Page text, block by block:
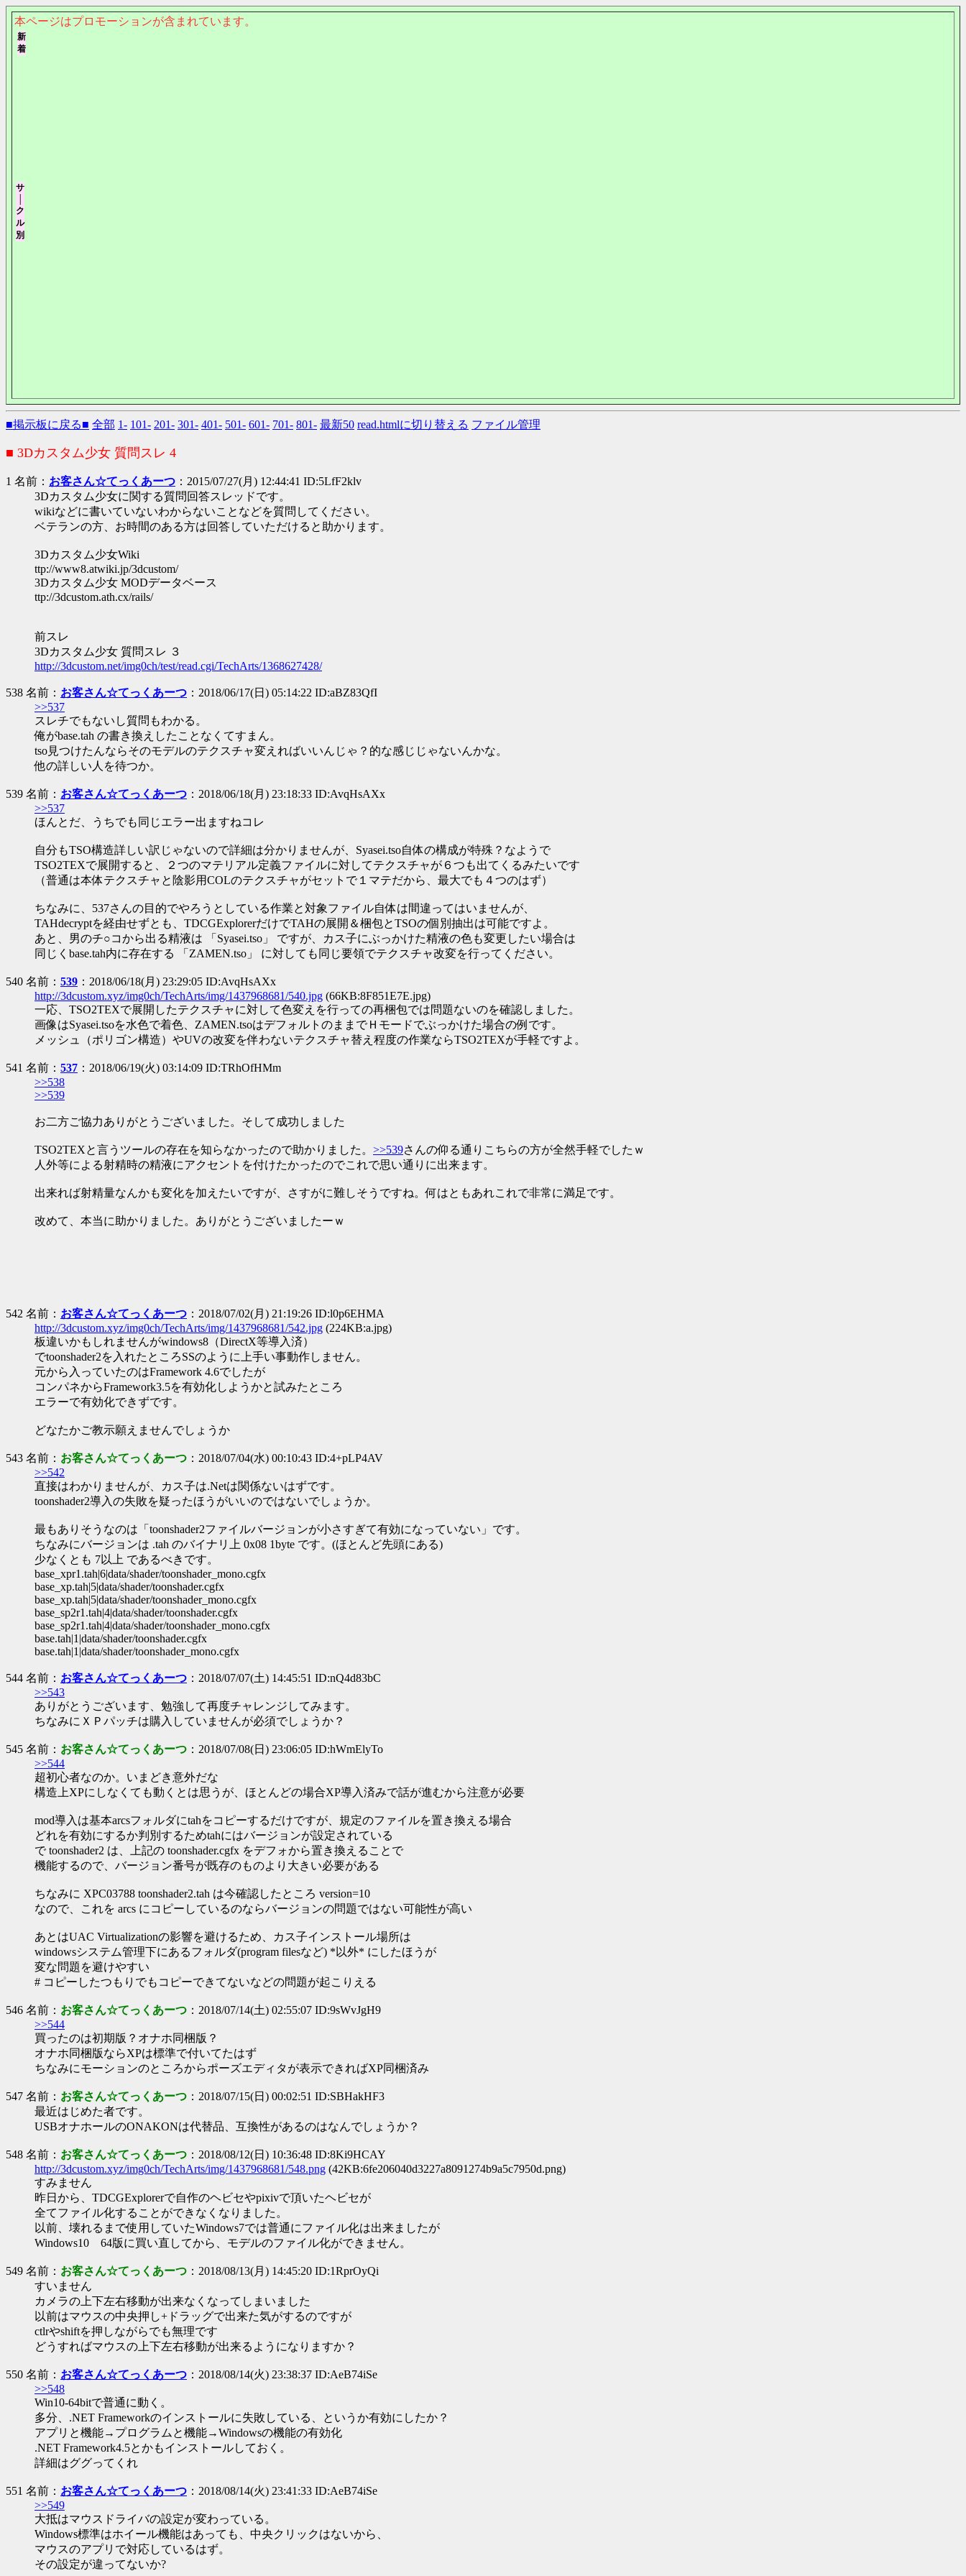
本ページはプロモーションが含まれています。
■掲示板に戻る■ 全部 1- 101- 201- 301- 401- 501- 601- 701- 801- 最新50 read.htmlに切り替える ファイル管理
■ 3Dカスタム少女 質問スレ 4
1 名前： お客さん☆てっくあーつ ：2015/07/27(月) 12:44:41 ID:5LfF2klv
3Dカスタム少女に関する質問回答スレッドです。
wikiなどに書いていないわからないことなどを質問してください。
ベテランの方、お時間のある方は回答していただけると助かります。
3Dカスタム少女Wiki
ttp://www8.atwiki.jp/3dcustom/
3Dカスタム少女 MODデータベース
ttp://3dcustom.ath.cx/rails/
前スレ
3Dカスタム少女 質問スレ ３
http://3dcustom.net/img0ch/test/read.cgi/TechArts/1368627428/
538 名前： お客さん☆てっくあーつ ：2018/06/17(日) 05:14:22 ID:aBZ83QfI
>>537
スレチでもないし質問もわかる。
俺がbase.tah の書き換えしたことなくてすまん。
tso見つけたんならそのモデルのテクスチャ変えればいいんじゃ？的な感じじゃないんかな。
他の詳しい人を待つか。
539 名前： お客さん☆てっくあーつ ：2018/06/18(月) 23:18:33 ID:AvqHsAXx
>>537
ほんとだ、うちでも同じエラー出ますねコレ
自分もTSO構造詳しい訳じゃないので詳細は分かりませんが、Syasei.tso自体の構成が特殊？なようで
TSO2TEXで展開すると、２つのマテリアル定義ファイルに対してテクスチャが６つも出てくるみたいです
（普通は本体テクスチャと陰影用COLのテクスチャがセットで１マテだから、最大でも４つのはず）
ちなみに、537さんの目的でやろうとしている作業と対象ファイル自体は間違ってはいませんが、
TAHdecryptを経由せずとも、TDCGExplorerだけでTAHの展開＆梱包とTSOの個別抽出は可能ですよ。
あと、男のチ○コから出る精液は 「Syasei.tso」 ですが、カス子にぶっかけた精液の色も変更したい場合は
同じくbase.tah内に存在する 「ZAMEN.tso」 に対しても同じ要領でテクスチャ改変を行ってください。
540 名前： 539 ：2018/06/18(月) 23:29:05 ID:AvqHsAXx
http://3dcustom.xyz/img0ch/TechArts/img/1437968681/540.jpg (66KB:8F851E7E.jpg)
一応、TSO2TEXで展開したテクスチャに対して色変えを行っての再梱包では問題ないのを確認しました。
画像はSyasei.tsoを水色で着色、ZAMEN.tsoはデフォルトのままでＨモードでぶっかけた場合の例です。
メッシュ（ポリゴン構造）やUVの改変を伴わないテクスチャ替え程度の作業ならTSO2TEXが手軽ですよ。
541 名前： 537 ：2018/06/19(火) 03:14:09 ID:TRhOfHMm
>>538
>>539
お二方ご協力ありがとうございました。そして成功しました
TSO2TEXと言うツールの存在を知らなかったので助かりました。 >>539さんの仰る通りこちらの方が全然手軽でしたｗ
人外等による射精時の精液にアクセントを付けたかったのでこれで思い通りに出来ます。
出来れば射精量なんかも変化を加えたいですが、さすがに難しそうですね。何はともあれこれで非常に満足です。
改めて、本当に助かりました。ありがとうございましたーｗ
542 名前： お客さん☆てっくあーつ ：2018/07/02(月) 21:19:26 ID:l0p6EHMA
http://3dcustom.xyz/img0ch/TechArts/img/1437968681/542.jpg (224KB:a.jpg)
板違いかもしれませんがwindows8（DirectX等導入済）
でtoonshader2を入れたところSSのように上手い事動作しません。
元から入っていたのはFramework 4.6でしたが
コンパネからFramework3.5を有効化しようかと試みたところ
エラーで有効化できずです。
どなたかご教示願えませんでしょうか
543 名前： お客さん☆てっくあーつ ：2018/07/04(水) 00:10:43 ID:4+pLP4AV
>>542
直接はわかりませんが、カス子は.Netは関係ないはずです。
toonshader2導入の失敗を疑ったほうがいいのではないでしょうか。
最もありそうなのは「toonshader2ファイルバージョンが小さすぎて有効になっていない」です。
ちなみにバージョンは .tah のバイナリ上 0x08 1byte です。(ほとんど先頭にある)
少なくとも 7以上 であるべきです。
base_xpr1.tah|6|data/shader/toonshader_mono.cgfx
base_xp.tah|5|data/shader/toonshader.cgfx
base_xp.tah|5|data/shader/toonshader_mono.cgfx
base_sp2r1.tah|4|data/shader/toonshader.cgfx
base_sp2r1.tah|4|data/shader/toonshader_mono.cgfx
base.tah|1|data/shader/toonshader.cgfx
base.tah|1|data/shader/toonshader_mono.cgfx
544 名前： お客さん☆てっくあーつ ：2018/07/07(土) 14:45:51 ID:nQ4d83bC
>>543
ありがとうございます、勉強して再度チャレンジしてみます。
ちなみにＸＰパッチは購入していませんが必須でしょうか？
545 名前： お客さん☆てっくあーつ ：2018/07/08(日) 23:06:05 ID:hWmElyTo
>>544
超初心者なのか。いまどき意外だな
構造上XPにしなくても動くとは思うが、ほとんどの場合XP導入済みで話が進むから注意が必要
mod導入は基本arcsフォルダにtahをコピーするだけですが、規定のファイルを置き換える場合
どれを有効にするか判別するためtahにはバージョンが設定されている
で toonshader2 は、上記の toonshader.cgfx をデフォから置き換えることで
機能するので、バージョン番号が既存のものより大きい必要がある
ちなみに XPC03788 toonshader2.tah は今確認したところ version=10
なので、これを arcs にコピーしているのならバージョンの問題ではない可能性が高い
あとはUAC Virtualizationの影響を避けるため、カス子インストール場所は
windowsシステム管理下にあるフォルダ(program filesなど) *以外* にしたほうが
変な問題を避けやすい
# コピーしたつもりでもコピーできてないなどの問題が起こりえる
546 名前： お客さん☆てっくあーつ ：2018/07/14(土) 02:55:07 ID:9sWvJgH9
>>544
買ったのは初期版？オナホ同梱版？
オナホ同梱版ならXPは標準で付いてたはず
ちなみにモーションのところからポーズエディタが表示できればXP同梱済み
547 名前： お客さん☆てっくあーつ ：2018/07/15(日) 00:02:51 ID:SBHakHF3
最近はじめた者です。
USBオナホールのONAKONは代替品、互換性があるのはなんでしょうか？
548 名前： お客さん☆てっくあーつ ：2018/08/12(日) 10:36:48 ID:8Ki9HCAY
http://3dcustom.xyz/img0ch/TechArts/img/1437968681/548.png (42KB:6fe206040d3227a8091274b9a5c7950d.png)
すみません
昨日から、TDCGExplorerで自作のヘビセやpixivで頂いたヘビセが
全てファイル化することができなくなりました。
以前、壊れるまで使用していたWindows7では普通にファイル化は出来ましたが
Windows10 64版に買い直してから、モデルのファイル化ができません。
549 名前： お客さん☆てっくあーつ ：2018/08/13(月) 14:45:20 ID:1RprOyQi
すいません
カメラの上下左右移動が出来なくなってしまいました
以前はマウスの中央押し+ドラッグで出来た気がするのですが
ctlrやshiftを押しながらでも無理です
どうすればマウスの上下左右移動が出来るようになりますか？
550 名前： お客さん☆てっくあーつ ：2018/08/14(火) 23:38:37 ID:AeB74iSe
>>548
Win10-64bitで普通に動く。
多分、.NET Frameworkのインストールに失敗している、というか有効にしたか？
アプリと機能→プログラムと機能→Windowsの機能の有効化
.NET Framework4.5とかもインストールしておく。
詳細はググってくれ
551 名前： お客さん☆てっくあーつ ：2018/08/14(火) 23:41:33 ID:AeB74iSe
>>549
大抵はマウスドライバの設定が変わっている。
Windows標準はホイール機能はあっても、中央クリックはないから、
マウスのアプリで対応しているはず。
その設定が違ってないか?